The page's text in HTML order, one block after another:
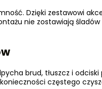
Dzięki zestawowi
nie zostawiają
brud, tłuszcz i odciski
częstego